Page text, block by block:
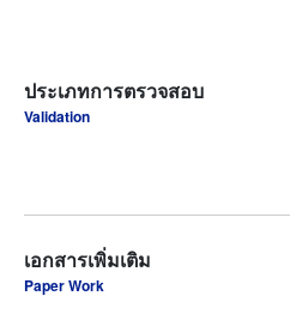
ประเภทการตรวจสอบ
Validation
เอกสารเพิ่มเติม
Paper Work